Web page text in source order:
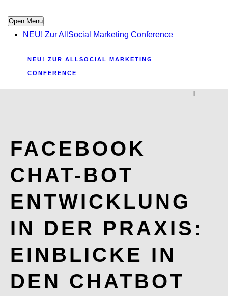
Open Menu
NEU! Zur AllSocial Marketing Conference
NEU! ZUR ALLSOCIAL MARKETING
CONFERENCE
|
FACEBOOK
CHAT-BOT
ENTWICKLUNG
IN DER PRAXIS:
EINBLICKE IN
DEN CHATBOT